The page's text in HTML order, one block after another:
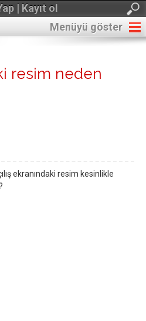
| Kayıt ol
Menüyü göster
resim neden
ekranındaki resim kesinlikle